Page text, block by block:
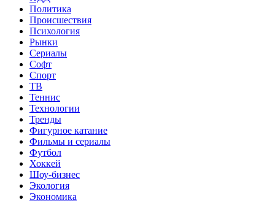
Политика
Происшествия
Психология
Рынки
Сериалы
Софт
Спорт
ТВ
Теннис
Технологии
Тренды
Фигурное катание
Фильмы и сериалы
Футбол
Хоккей
Шоу-бизнес
Экология
Экономика